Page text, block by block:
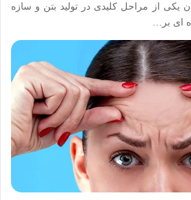
از مراحل کلیدی در تولید بتن و سازه
ای بر…